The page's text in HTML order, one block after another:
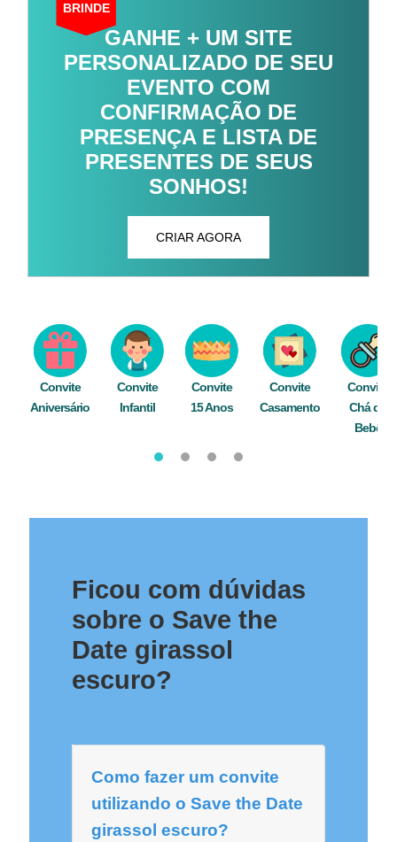
BRINDE
GANHE + UM SITE
PERSONALIZADO DE SEU
EVENTO COM
CONFIRMAÇÃO DE
PRESENÇA E LISTA DE
PRESENTES DE SEUS
SONHOS!
CRIAR AGORA
Convite
Aniversário
Convite
Infantil
Convite
15 Anos
Convite
Casamento
Convite
Chá de
Bebê
Ficou com dúvidas
sobre o Save the
Date girassol
escuro?
Como fazer um convite
utilizando o Save the Date
girassol escuro?